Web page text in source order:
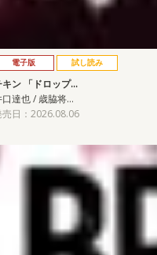
電子版 試し読み
キン 「ドロップ…
口達也 / 歳脇将…
売日：2026.08.06